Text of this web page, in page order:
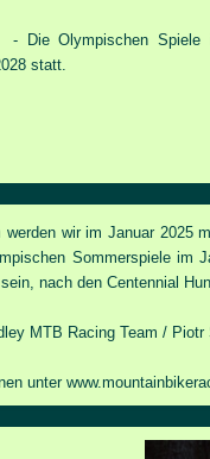
- Die Olympischen
statt.
werden wir im Januar 2025
Sommerspiele im
nach den Centennial
MTB Racing Team / Piotr
unter